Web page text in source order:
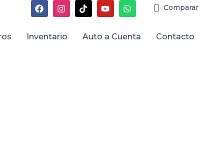
Comparar
Inventario Auto a Cuenta Contacto